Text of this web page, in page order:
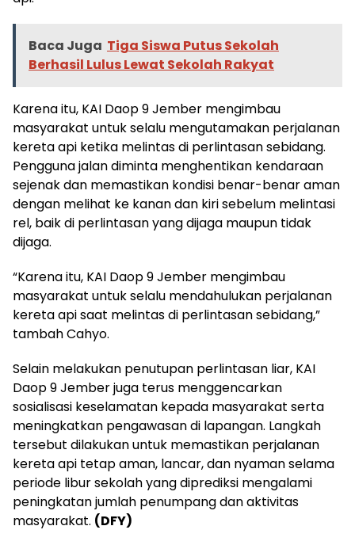
Baca Juga Tiga Siswa Putus Sekolah
Berhasil Lulus Lewat Sekolah Rakyat
Karena itu, KAI Daop 9 Jember mengimbau
masyarakat untuk selalu mengutamakan perjalanan
kereta api ketika melintas di perlintasan sebidang.
Pengguna jalan diminta menghentikan kendaraan
sejenak dan memastikan kondisi benar-benar aman
dengan melihat ke kanan dan kiri sebelum melintasi
rel, baik di perlintasan yang dijaga maupun tidak
dijaga.
“Karena itu, KAI Daop 9 Jember mengimbau
masyarakat untuk selalu mendahulukan perjalanan
kereta api saat melintas di perlintasan sebidang,”
tambah Cahyo.
Selain melakukan penutupan perlintasan liar, KAI
Daop 9 Jember juga terus menggencarkan
sosialisasi keselamatan kepada masyarakat serta
meningkatkan pengawasan di lapangan. Langkah
tersebut dilakukan untuk memastikan perjalanan
kereta api tetap aman, lancar, dan nyaman selama
periode libur sekolah yang diprediksi mengalami
peningkatan jumlah penumpang dan aktivitas
masyarakat. (DFY)